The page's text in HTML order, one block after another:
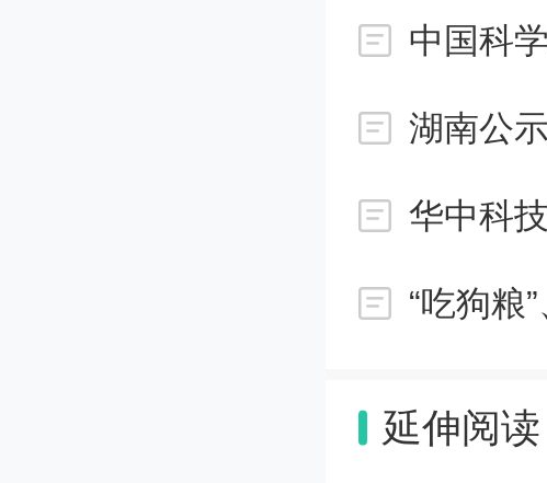
眼液不仅为
段，也为
中国科
湖南公
“吃狗粮
延伸阅读